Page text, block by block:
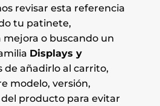
revisar esta referencia
tu patinete,
o buscando un
Displays y
de añadirlo al carrito,
modelo, versión,
producto para evitar